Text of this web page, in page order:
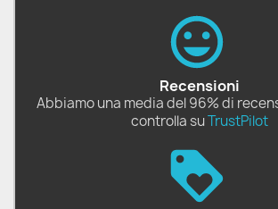
Recensioni
Abbiamo una media del 96% di
controlla suTrustPilot